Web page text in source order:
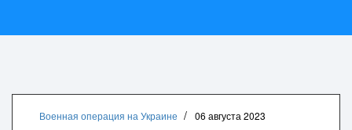
на Украине
Военная операция на Украине 06 августа 2023